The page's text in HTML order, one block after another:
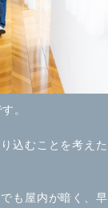
。
込むことを考えた
も屋内が暗く、早